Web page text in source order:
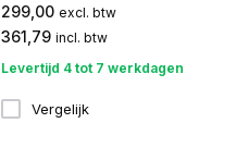
299,00 excl. btw
361,79 incl. btw
Levertijd 4 tot 7 werkdagen
Vergelijk